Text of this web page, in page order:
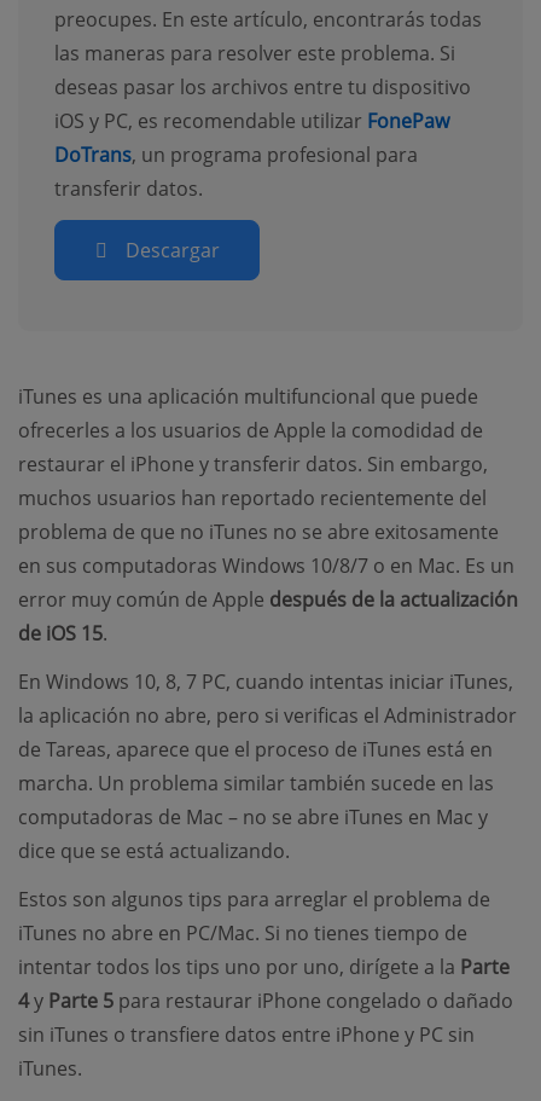
preocupes. En este artículo, encontrarás todas
las maneras para resolver este problema. Si
deseas pasar los archivos entre tu dispositivo
iOS y PC, es recomendable utilizar FonePaw
DoTrans, un programa profesional para
transferir datos.
Descargar
iTunes es una aplicación multifuncional que puede
ofrecerles a los usuarios de Apple la comodidad de
restaurar el iPhone y transferir datos. Sin embargo,
muchos usuarios han reportado recientemente del
problema de que no iTunes no se abre exitosamente
en sus computadoras Windows 10/8/7 o en Mac. Es un
error muy común de Apple después de la actualización
de iOS 15.
En Windows 10, 8, 7 PC, cuando intentas iniciar iTunes,
la aplicación no abre, pero si verificas el Administrador
de Tareas, aparece que el proceso de iTunes está en
marcha. Un problema similar también sucede en las
computadoras de Mac – no se abre iTunes en Mac y
dice que se está actualizando.
Estos son algunos tips para arreglar el problema de
iTunes no abre en PC/Mac. Si no tienes tiempo de
intentar todos los tips uno por uno, dirígete a la Parte
4y Parte 5 para restaurar iPhone congelado o dañado
sin iTunes o transfiere datos entre iPhone y PC sin
iTunes.